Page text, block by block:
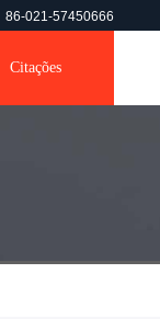
86-021-57450666
Citações